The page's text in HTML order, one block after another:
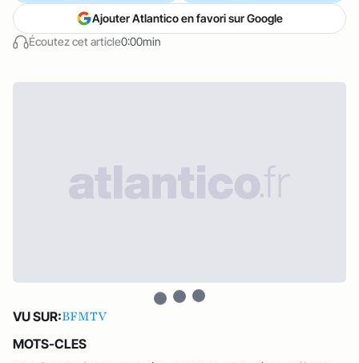
Écoutez cet article0:00min
Ajouter Atlantico en favori sur Google
VU SUR:BFMTV
MOTS-CLES